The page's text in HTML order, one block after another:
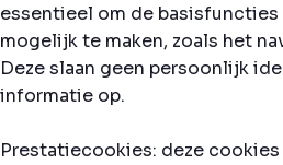
essentieel om de basisfuncties
mogelijk te maken, zoals het
Deze slaan geen persoonlijk
informatie op.
Prestatiecookies: deze